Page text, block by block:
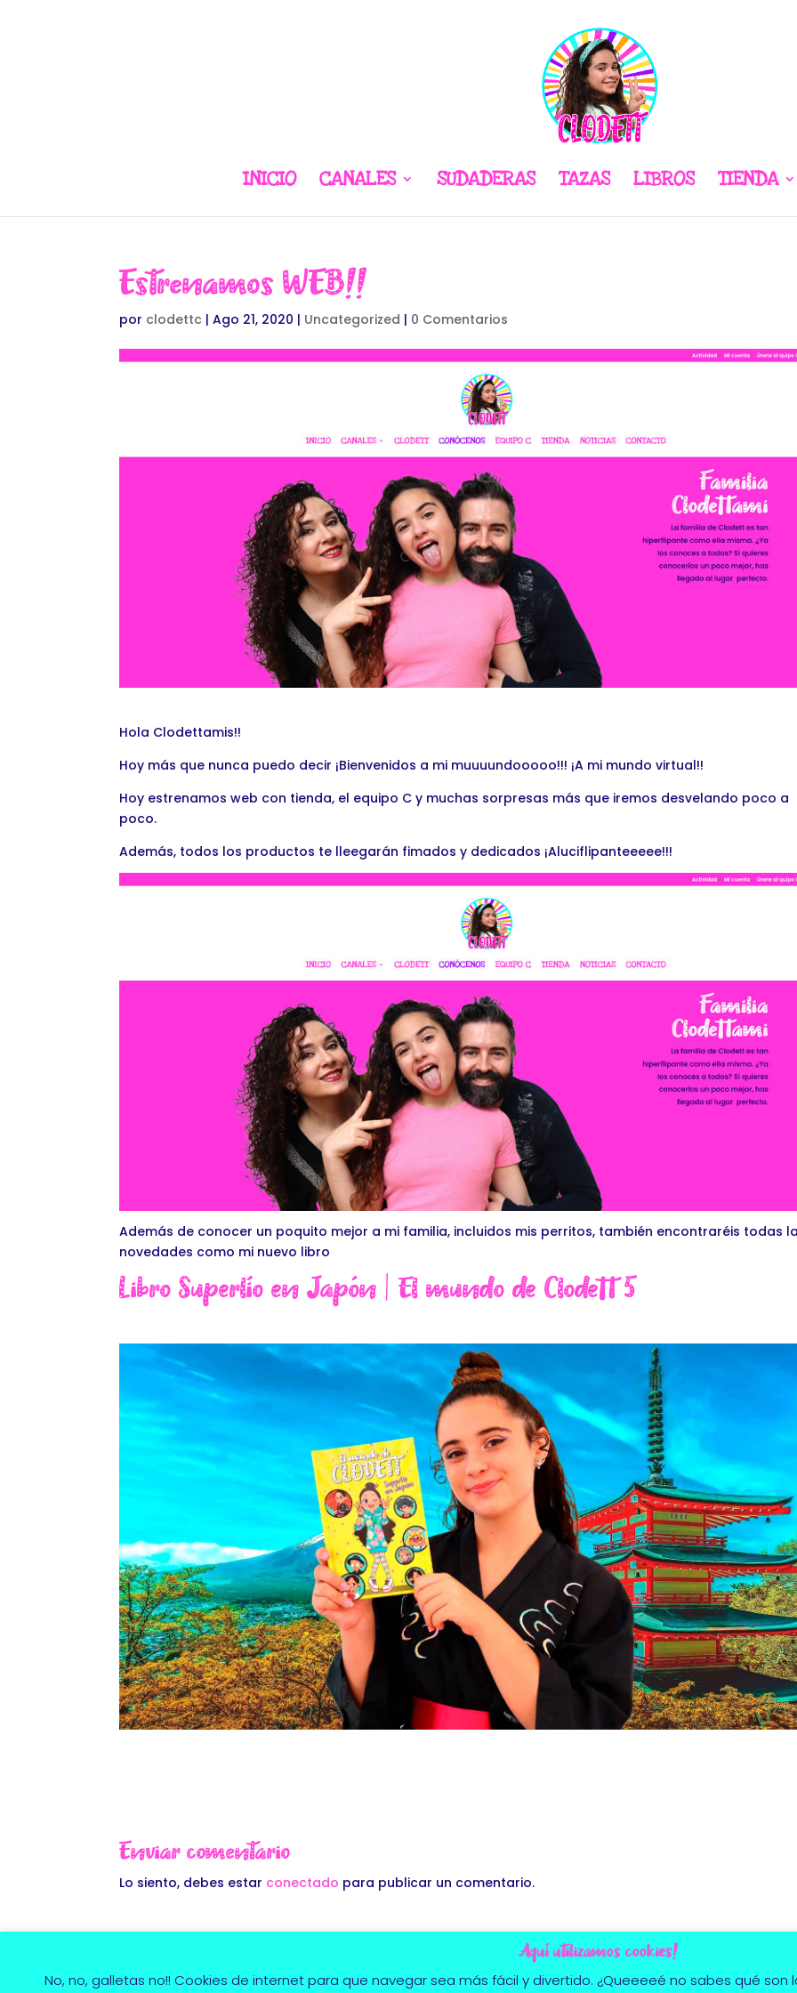
INICIO CANALES SUDADERAS TAZAS LIBROS TIENDA
Estrenamos WEB!!
por clodettc |Ago 21, 2020 | Uncategorized | 0 Comentarios
Hola Clodettamis!!
Hoy más que nunca puedo decir ¡Bienvenidos a mi muuuundooooo!!! ¡A mi mundo virtual!!
Hoy estrenamos web con tienda, el equipo C y muchas sorpresas más que iremos desvelando poco a
poco.
Además, todos los productos te lleegarán fimados y dedicados ¡Aluciflipanteeeee!!!
Además de conocer un poquito mejor a mi familia, incluidos mis perritos, también encontraréis todas
novedades como mi nuevo libro
Libro Superlío en Japón | El mundo de Clodett 5
Enviar comentario
Lo siento, debes estar conectado para publicar un comentario.
Aquí utilizamos cookies!
No, no, galletas no!! Cookies de internet para que navegar sea más fácil y divertido. ¿Queeeeé no sabes qué